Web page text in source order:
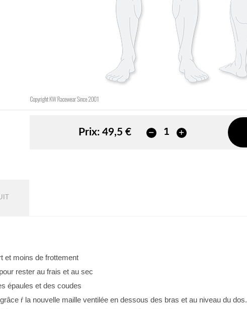
Prix: 49,5 €
et moins de frottement
rester au frais et au sec
épaules et des coudes
ŕ la nouvelle maille ventilée en dessous des bras et au niveau du dos.